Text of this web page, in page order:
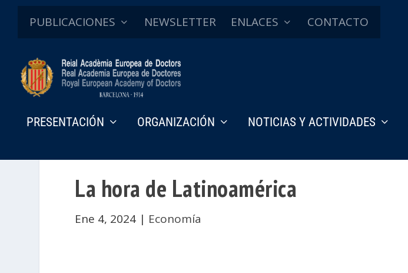
PUBLICACIONES NEWSLETTER ENLACES CONTACTO
PRESENTACIÓN ORGANIZACIÓN NOTICIAS Y ACTIVIDADES
La hora de Latinoamérica
Ene 4, 2024 | Economía